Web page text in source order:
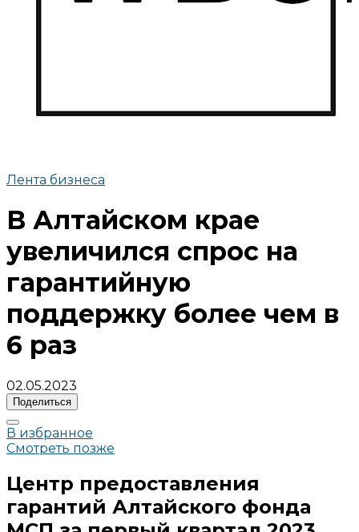
Лента бизнеса
В Алтайском крае
увеличился спрос на
гарантийную
поддержку более чем в
6 раз
02.05.2023
Поделиться
В избранное
Смотреть позже
Центр предоставления
гарантий Алтайского фонда